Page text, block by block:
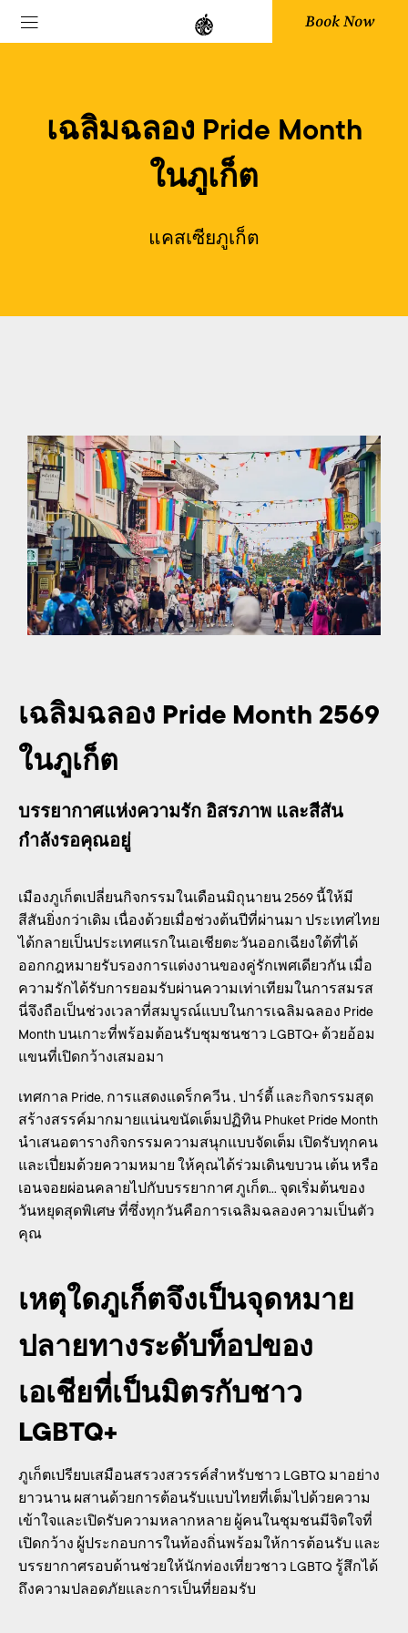
Book Now
เฉลิมฉลอง Pride Month
ในภูเก็ต
แคสเซียภูเก็ต
เฉลิมฉลอง Pride Month 2569
ในภูเก็ต
บรรยากาศแห่งความรัก อิสรภาพ และสีสัน
กำลังรอคุณอยู่
เมืองภูเก็ตเปลี่ยนกิจกรรมในเดือนมิถุนายน 2569 นี้ให้มี
สีสันยิ่งกว่าเดิม เนื่องด้วยเมื่อช่วงต้นปีที่ผ่านมา ประเทศไทย
ได้กลายเป็นประเทศแรกในเอเชียตะวันออกเฉียงใต้ที่ได้
ออกกฎหมายรับรองการแต่งงานของคู่รักเพศเดียวกัน เมื่อ
ความรักได้รับการยอมรับผ่านความเท่าเทียมในการสมรส
นี่จึงถือเป็นช่วงเวลาที่สมบูรณ์แบบในการเฉลิมฉลอง Pride
Month บนเกาะที่พร้อมต้อนรับชุมชนชาว LGBTQ+ ด้วยอ้อม
แขนที่เปิดกว้างเสมอมา
เทศกาล Pride, การแสดงแดร็กควีน , ปาร์ตี้ และกิจกรรมสุด
สร้างสรรค์มากมายแน่นขนัดเต็มปฏิทิน Phuket Pride Month
นำเสนอตารางกิจกรรมความสนุกแบบจัดเต็ม เปิดรับทุกคน
และเปี่ยมด้วยความหมาย ให้คุณได้ร่วมเดินขบวน เต้น หรือ
เอนจอยผ่อนคลายไปกับบรรยากาศ ภูเก็ต... จุดเริ่มต้นของ
วันหยุดสุดพิเศษ ที่ซึ่งทุกวันคือการเฉลิมฉลองความเป็นตัว
คุณ
เหตุใดภูเก็ตจึงเป็นจุดหมาย
ปลายทางระดับท็อปของ
เอเชียที่เป็นมิตรกับชาว
LGBTQ+
ภูเก็ตเปรียบเสมือนสรวงสวรรค์สำหรับชาว LGBTQ มาอย่าง
ยาวนาน ผสานด้วยการต้อนรับแบบไทยที่เต็มไปด้วยความ
เข้าใจและเปิดรับความหลากหลาย ผู้คนในชุมชนมีจิตใจที่
เปิดกว้าง ผู้ประกอบการในท้องถิ่นพร้อมให้การต้อนรับ และ
บรรยากาศรอบด้านช่วยให้นักท่องเที่ยวชาว LGBTQ รู้สึกได้
ถึงความปลอดภัยและการเป็นที่ยอมรับ